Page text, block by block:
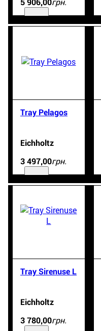
5 906,00
Tray Pelagos
Eichholtz
3 497,00грн.
Tray Sirenuse L
Eichholtz
3 780,00грн.